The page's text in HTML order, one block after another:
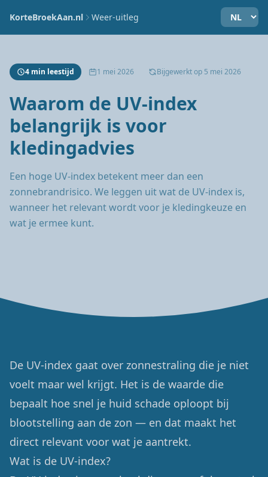
KorteBroekAan.nl Weer-uitleg
4 min leestijd 1 mei 2026 Bijgewerkt op 5 mei 2026
Waarom de UV-index
belangrijk is voor
kledingadvies
Een hoge UV-index betekent meer dan een
zonnebrandrisico. We leggen uit wat de UV-index is,
wanneer het relevant wordt voor je kledingkeuze en
wat je ermee kunt.
De UV-index gaat over zonnestraling die je niet
voelt maar wel krijgt. Het is de waarde die
bepaalt hoe snel je huid schade oploopt bij
blootstelling aan de zon — en dat maakt het
direct relevant voor wat je aantrekt.
Wat is de UV-index?